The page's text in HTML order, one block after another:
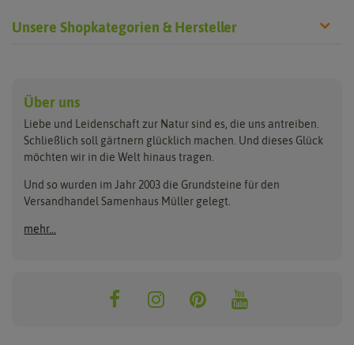
Unsere Shopkategorien & Hersteller
Anzuchtschalen
Beleuchtung
Folien, Vliese und Netze
Gartengeräte
Nützlinge & Nisthilfen
Keimsprossen
Saatgut für Werbezwecke
Samen-Sets
Gemüsesamen
Exotische Samen
Rasensamen
Benary
Buzzy Seeds
Clever Pots
Dürr-Samen
FLORTUS
Greenline
Grüne Oase
ReNatura Vogelwelt
Über uns
Liebe und Leidenschaft zur Natur sind es, die uns antreiben.
Schließlich soll gärtnern glücklich machen. Und dieses Glück
möchten wir in die Welt hinaus tragen.
Und so wurden im Jahr 2003 die Grundsteine für den
Versandhandel Samenhaus Müller gelegt.
mehr...